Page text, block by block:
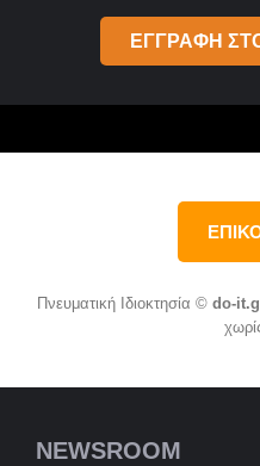
ΕΓΓΡΑΦΗ
Πνευματική Ιδιοκτησία © do-
NEWSROOM